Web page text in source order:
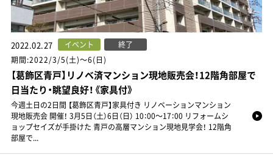
お知らせ・イベント情報
リフォームコラム
スタッフブログ
プライバシーポリシー
2022.02.27 イベント
終了
期間:2022/3/5(土)～6(日)
【葛飾区青戸】リノベ済マンション現地販売会！12階角部屋で
日当たり・眺望良好！《家具付》
今週土日の2日間 【葛飾区青戸】家具付き リノベーションマンション
現地販売会 開催！ 3月5日（土）6日（日） 10：00～17：00 リフォームシ
ョップセイズが手掛けた 青戸の高層マンション現地見学会！ 12階角
部屋で...